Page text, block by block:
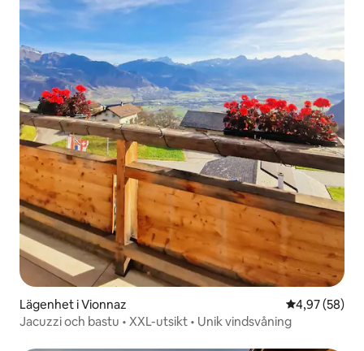
Lägenhet i Vionnaz 4,97 av 5 i
4,97 (58)
Jacuzzi och bastu • XXL-utsikt • Unik vindsvåning